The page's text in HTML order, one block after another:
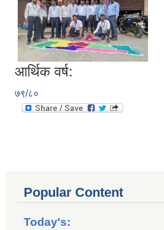
आर्थिक वर्ष:
७९/८०
Popular Content
Today's: